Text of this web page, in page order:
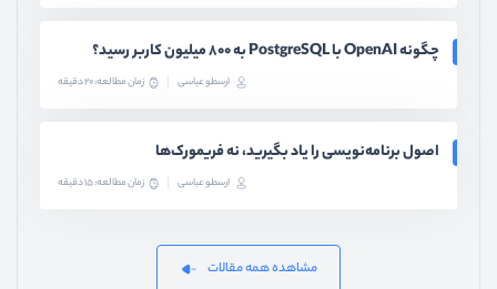
چگونه OpenAI با PostgreSQL به ۸۰۰ میلیون کاربر رسید؟
ارسطو عباسی زمان مطالعه: 20 دقیقه
اصول برنامه‌نویسی را یاد بگیرید، نه فریمورک‌ها
ارسطو عباسی زمان مطالعه: 15 دقیقه
مشاهده همه مقالات